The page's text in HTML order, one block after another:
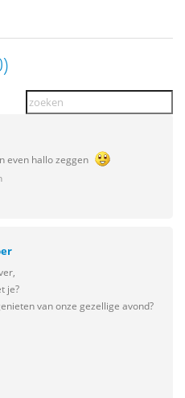
even hallo zeggen
je?
van onze gezellige avond?